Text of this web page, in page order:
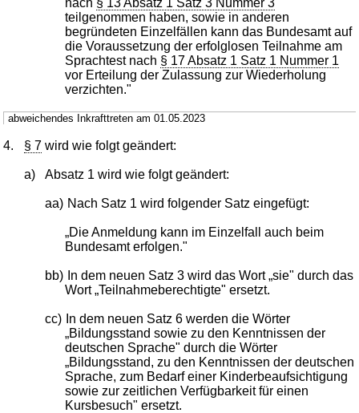
teilgenommen haben, sowie in anderen
begründeten Einzelfällen kann das Bundesamt auf
die Voraussetzung der erfolglosen Teilnahme am
Sprachtest nach § 17 Absatz 1 Satz 1 Nummer 1
vor Erteilung der Zulassung zur Wiederholung
verzichten."
abweichendes Inkrafttreten am 01.05.2023
4. § 7 wird wie folgt geändert:
a) Absatz 1 wird wie folgt geändert:
aa) Nach Satz 1 wird folgender Satz eingefügt:
„Die Anmeldung kann im Einzelfall auch beim
Bundesamt erfolgen."
bb)
In dem neuen Satz 3 wird das Wort „sie" durch das
Wort „Teilnahmeberechtigte" ersetzt.
cc)
In dem neuen Satz 6 werden die Wörter
„Bildungsstand sowie zu den Kenntnissen der
deutschen Sprache" durch die Wörter
„Bildungsstand, zu den Kenntnissen der deutschen
Sprache, zum Bedarf einer Kinderbeaufsichtigung
sowie zur zeitlichen Verfügbarkeit für einen
Kursbesuch" ersetzt.